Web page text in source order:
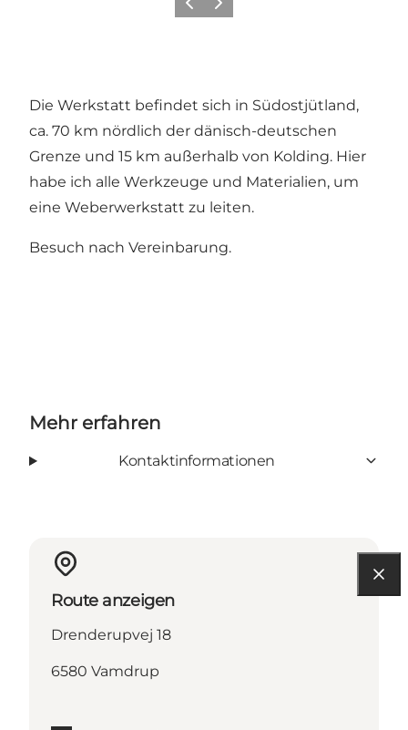
Vorherige Folie
Nächste Folie
Die Werkstatt befindet sich in Südostjütland,
ca. 70 km nördlich der dänisch-deutschen
Grenze und 15 km außerhalb von Kolding. Hier
habe ich alle Werkzeuge und Materialien, um
eine Weberwerkstatt zu leiten.
Besuch nach Vereinbarung.
Mehr erfahren
Kontaktinformationen
Route anzeigen
Drenderupvej 18
6580 Vamdrup